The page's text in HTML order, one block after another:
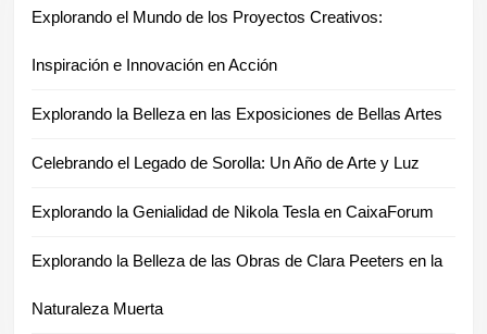
Explorando el Mundo de los Proyectos Creativos:
Inspiración e Innovación en Acción
Explorando la Belleza en las Exposiciones de Bellas Artes
Celebrando el Legado de Sorolla: Un Año de Arte y Luz
Explorando la Genialidad de Nikola Tesla en CaixaForum
Explorando la Belleza de las Obras de Clara Peeters en la
Naturaleza Muerta